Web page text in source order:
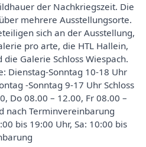
der Nachkriegszeit. Die
mehrere Ausstellungsorte.
sich an der Ausstellung,
pro arte, die HTL Hallein,
Galerie Schloss Wiespach.
Dienstag-Sonntag 10-18 Uhr
-Sonntag 9-17 Uhr Schloss
Do 08.00 – 12.00, Fr 08.00 –
nach Terminvereinbarung
bis 19:00 Uhr, Sa: 10:00 bis